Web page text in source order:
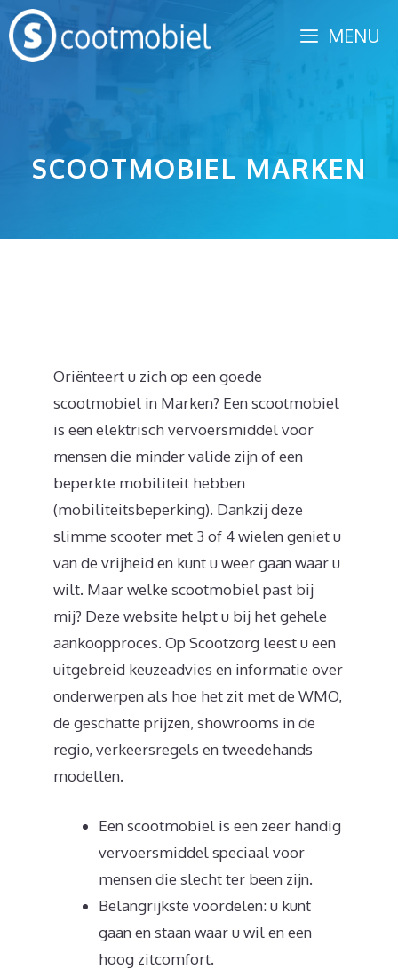
Spring
naar
inhoud
MENU
SCOOTMOBIEL MARKEN
Oriënteert u zich op een goede
scootmobiel in Marken? Een scootmobiel
is een elektrisch vervoersmiddel voor
mensen die minder valide zijn of een
beperkte mobiliteit hebben
(mobiliteitsbeperking). Dankzij deze
slimme scooter met 3 of 4 wielen geniet u
van de vrijheid en kunt u weer gaan waar u
wilt. Maar welke scootmobiel past bij
mij? Deze website helpt u bij het gehele
aankoopproces. Op Scootzorg leest u een
uitgebreid keuzeadvies en informatie over
onderwerpen als hoe het zit met de WMO,
de geschatte prijzen, showrooms in de
regio, verkeersregels en tweedehands
modellen.
Een scootmobiel is een zeer handig
vervoersmiddel speciaal voor
mensen die slecht ter been zijn.
Belangrijkste voordelen: u kunt
gaan en staan waar u wil en een
hoog zitcomfort.